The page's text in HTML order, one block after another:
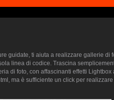
guidate, ti aiuta a realizzare gallerie di
linea di codice. Trascina
di foto, con affascinanti effetti Lightbox
ma è sufficiente un click per